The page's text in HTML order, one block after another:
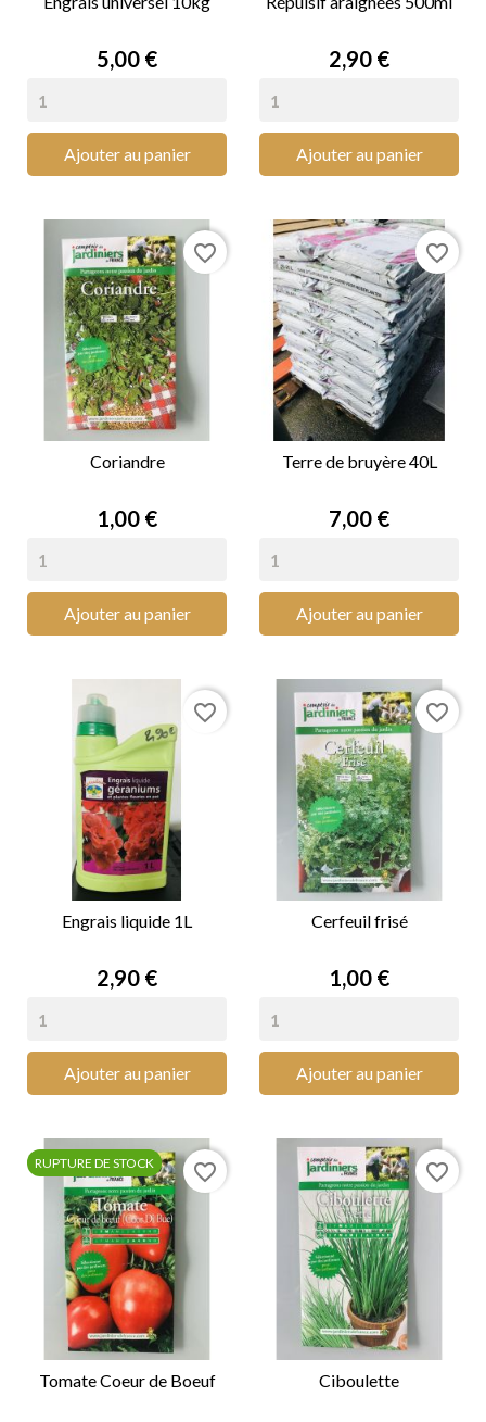
Prix
5,00 €
Ajouter au panier
Prix
2,90 €
Ajouter au panier
Coriandre
Prix
1,00 €
Ajouter au panier
favorite_border
Terre de bruyère 40L
Prix
7,00 €
Ajouter au panier
favorite_border
Engrais liquide 1L
Prix
2,90 €
Ajouter au panier
favorite_border
Cerfeuil frisé
Prix
1,00 €
Ajouter au panier
favorite_border
Tomate Coeur de Boeuf
RUPTURE DE STOCK favorite_border
Ciboulette
favorite_border